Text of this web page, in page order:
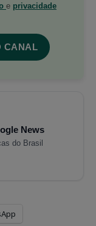
e privacidade
CANAL
News
do Brasil